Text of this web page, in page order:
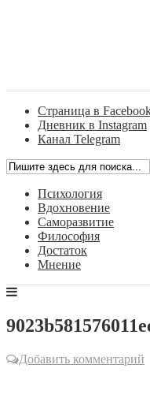
Страница в
Дневник в Instagram
Канал Telegram
Психология
Вдохновение
Саморазвитие
Философия
Достаток
Мнение
Добавить комментарий